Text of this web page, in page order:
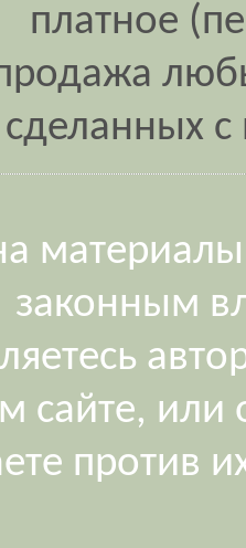
платное
сделанных
законным
сайте, или
против